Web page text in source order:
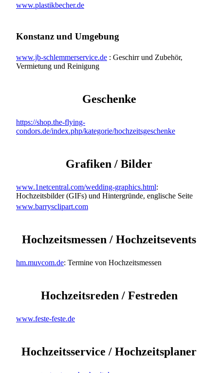
www.plastikbecher.de
Konstanz und Umgebung
www.jb-schlemmerservice.de : Geschirr und Zubehör,
Vermietung und Reinigung
Geschenke
https://shop.the-flying-
condors.de/index.php/kategorie/hochzeitsgeschenke
Grafiken / Bilder
www.1netcentral.com/wedding-graphics.html:
Hochzeitsbilder (GIFs) und Hintergründe, englische Seite
www.barrysclipart.com
Hochzeitsmessen / Hochzeitsevents
hm.muvcom.de: Termine von Hochzeitsmessen
Hochzeitsreden / Festreden
www.feste-feste.de
Hochzeitsservice / Hochzeitsplaner